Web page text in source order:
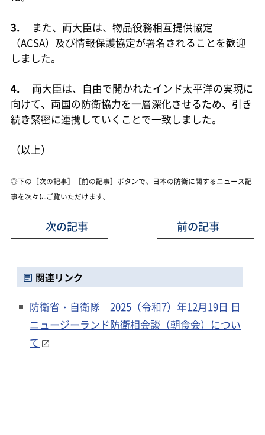
3.
また、両大臣は、物品役務相互提供協定
（ACSA）及び情報保護協定が署名されることを歓迎
しました。
4.
両大臣は、自由で開かれたインド太平洋の実現に
向けて、両国の防衛協力を一層深化させるため、引き
続き緊密に連携していくことで一致しました。
（以上）
◎下の［次の記事］［前の記事］ボタンで、日本の防衛に関するニュース記
事を次々にご覧いただけます。
前の記事
次の記事
関連リンク
防衛省・自衛隊｜2025（令和7）年12月19日 日
ニュージーランド防衛相会談（朝食会）につい
て